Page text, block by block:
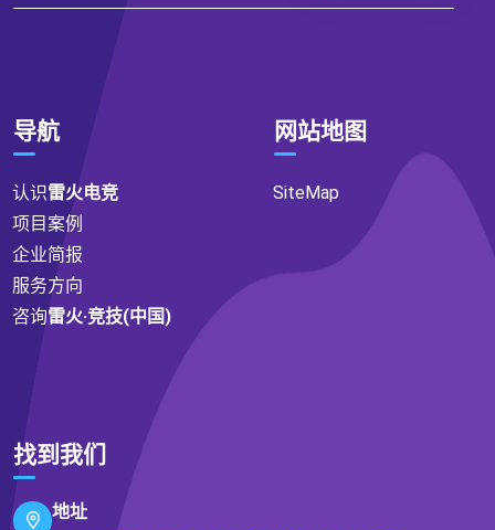
导航
认识雷火电竞
项目案例
企业简报
服务方向
咨询雷火·竞技(中国)
网站地图
SiteMap
找到我们
地址